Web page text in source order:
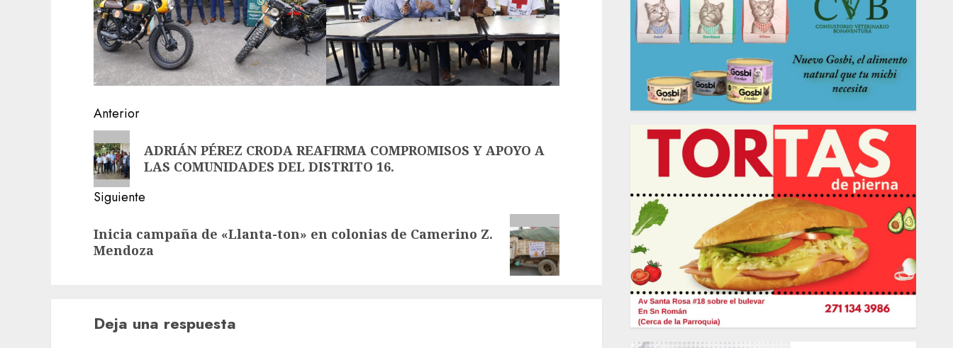
Navegación
de
entradas
Anterior
Entrada
anterior:ADRIÁN PÉREZ CRODA REAFIRMA COMPROMISOS Y APOYO A
LAS COMUNIDADES DEL DISTRITO 16.
Siguiente
entrada:
Inicia campaña de «Llanta-ton» en colonias de Camerino Z.
Mendoza
Deja una respuesta